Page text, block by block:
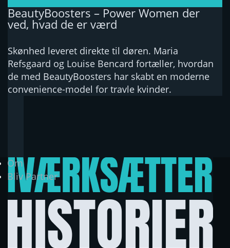
BeautyBoosters – Power Women der
ved, hvad de er værd
Skønhed leveret direkte til døren. Maria
Refsgaard og Louise Bencard fortæller, hvordan
de med BeautyBoosters har skabt en moderne
convenience-model for travle kvinder.
Om
Bliv Partner